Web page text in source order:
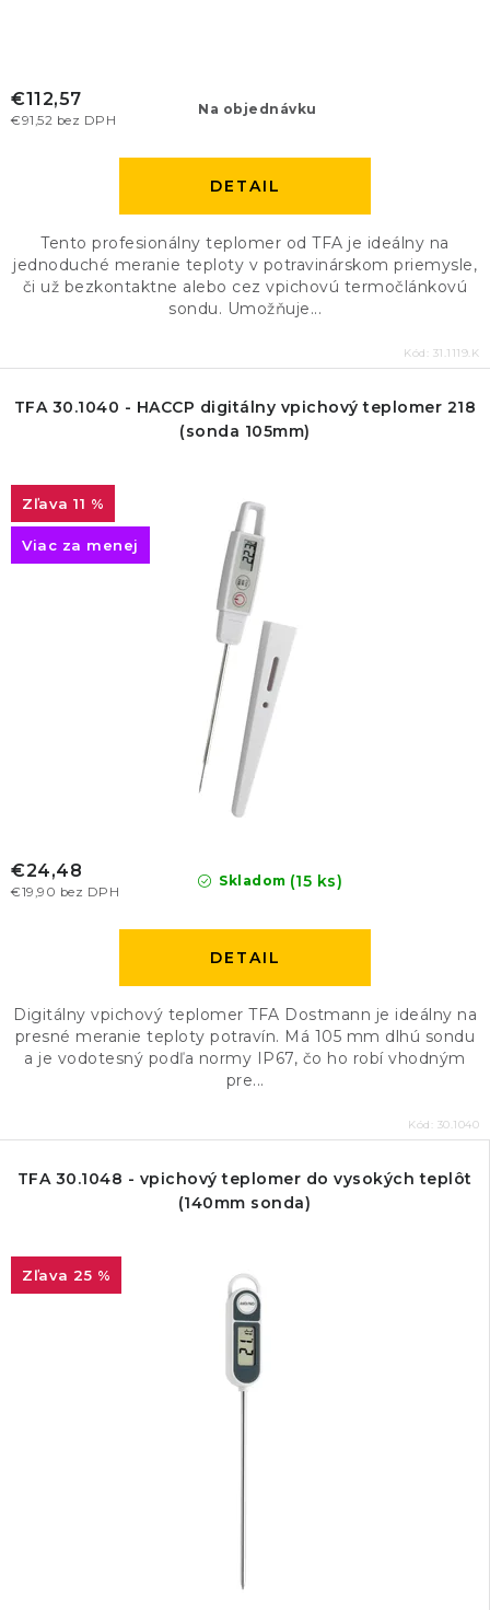
Na objednávku
€91,52 bez DPH
€112,57
DETAIL
Tento profesionálny teplomer od TFA je ideálny na
jednoduché meranie teploty v potravinárskom priemysle,
či už bezkontaktne alebo cez vpichovú termočlánkovú
sondu. Umožňuje...
Kód: 31.1119.K
TFA 30.1040 - HACCP digitálny vpichový teplomer 218
(sonda 105mm)
11 %
Viac za menej
Skladom (15 ks)
€19,90 bez DPH
€24,48
DETAIL
Digitálny vpichový teplomer TFA Dostmann je ideálny na
presné meranie teploty potravín. Má 105 mm dlhú sondu
a je vodotesný podľa normy IP67, čo ho robí vhodným
pre...
Kód: 30.1040
TFA 30.1048 - vpichový teplomer do vysokých teplôt
(140mm sonda)
25 %